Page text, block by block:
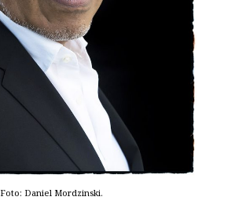
Foto: Daniel Mordzinski.